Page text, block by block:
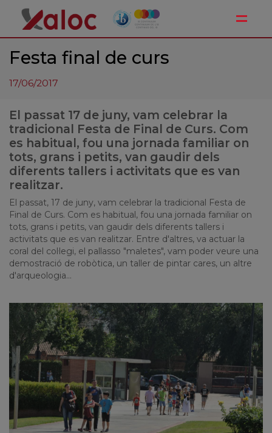
Festa final de curs
17/06/2017
El passat 17 de juny, vam celebrar la
tradicional Festa de Final de Curs. Com
es habitual, fou una jornada familiar on
tots, grans i petits, van gaudir dels
diferents tallers i activitats que es van
realitzar.
El passat, 17 de juny, vam celebrar la tradicional Festa de
Final de Curs. Com es habitual, fou una jornada familiar on
tots, grans i petits, van gaudir dels diferents tallers i
activitats que es van realitzar. Entre d'altres, va actuar la
coral del col·legi, el pallasso "maletes", vam poder veure una
demostració de robòtica, un taller de pintar cares, un altre
d'arqueologia...